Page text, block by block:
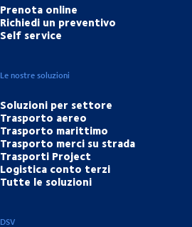
Prenota online
Richiedi un preventivo
Self service
Le nostre soluzioni
Soluzioni per settore
Trasporto aereo
Trasporto marittimo
Trasporto merci su strada
Trasporti Project
Logistica conto terzi
Tutte le soluzioni
DSV